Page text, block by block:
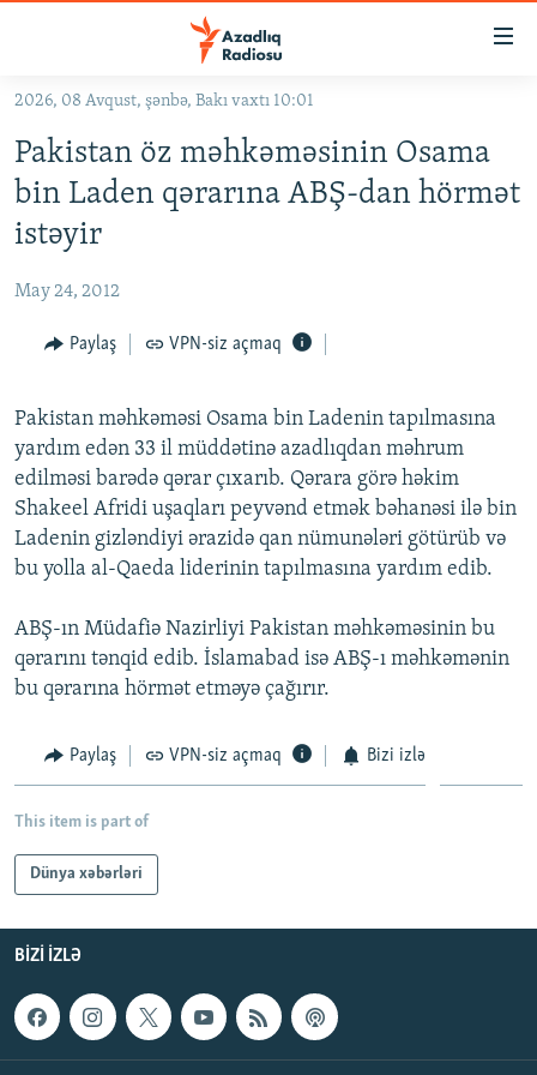
Əsas
qayıt
Əsas
qayıt
KORRUPSIOMETR
#ƏSLINDƏ
FƏRQƏ BAX
QANUNI DOĞRU
MULTIMEDIA
VIDEO
FOTOQALEREYA
İNFOQRAFIKA
RADIO ARXIV
OXU ZALI
AZƏRBAYCAN ƏDƏBIYYATI KITABXANASI
İZ - MƏDƏNIYYƏT PROQRAMI
HAQQIMIZDA
MISSIYAMIZ
MATERIALLARIMIZDAN ISTIFADƏ
AZADLIQRADIOSU MOBIL TELEFONUNUZDA
BIZI IZLƏ
RFE/RL-in bütün saytları
2026, 08 Avqust, şənbə, Bakı vaxtı 10:01
Pakistan öz məhkəməsinin Osama
bin Laden qərarına ABŞ-dan hörmət
istəyir
May 24, 2012
Paylaş VPN-siz açmaq
Pakistan məhkəməsi Osama bin Ladenin tapılmasına
yardım edən 33 il müddətinə azadlıqdan məhrum
edilməsi barədə qərar çıxarıb. Qərara görə həkim
Shakeel Afridi uşaqları peyvənd etmək bəhanəsi ilə bin
Ladenin gizləndiyi ərazidə qan nümunələri götürüb və
bu yolla al-Qaeda liderinin tapılmasına yardım edib.
ABŞ-ın Müdafiə Nazirliyi Pakistan məhkəməsinin bu
qərarını tənqid edib. İslamabad isə ABŞ-ı məhkəmənin
bu qərarına hörmət etməyə çağırır.
Paylaş VPN-siz açmaq Bizi izlə
This item is part of
Dünya xəbərləri
BIZI IZLƏ